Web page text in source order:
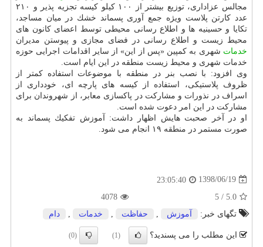
مجالس عزاداری، توزیع بیشتر از ۱۰۰ كیلو كیسه تجزیه پذیر و ۲۱۰
عدد كارتن پلاست ویژه جمع آوری پسماند خشك در میان مساجد،
تكایا و حسینیه ها و اطلاع رسانی محیطی توسط اعضای كانون های
محیط زیست و اطلاع رسانی در فضای مجازی و پیوستن مدیران
خدمات شهری به كمپین «پس از این» از سایر اقدامات اجرایی حوزه
خدمات شهری و محیط زیست منطقه در این ایام است.
وی افزود: با نصب بنر در منطقه با موضوعات استفاده كمتر از
ظروف پلاستیكی، استفاده از كیسه های پارچه ای، خودداری از
اسراف در نذورات و مشاركت در پاكسازی معابر، از شهروندان برای
مشاركت در این امر دعوت شده است.
او در آخر صحبت هایش اظهار داشت: آموزش تفكیك پسماند به
صورت مستمر در منطقه ۱۹ انجام می شود.
1398/06/19
23:05:40
5.0
/
5
4078
تگهای خبر:
آموزش حفاظت خدمات دام
این مطلب را می پسندید؟ (1)
(0)